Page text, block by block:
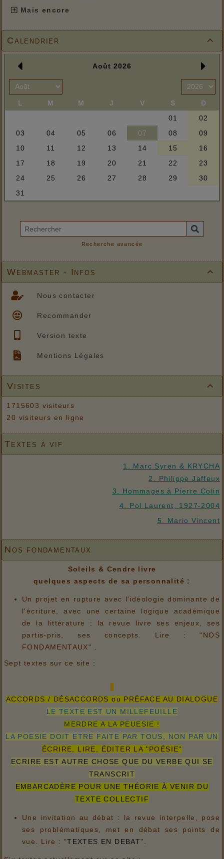
Mais encore

Calendrier
Recherche avancée

Webmaster - Infos
Nous contacter
Recommander
Version texte
Mentions Légales

Visites
1715603 visiteurs
20 visiteurs en ligne
Textes à vif
1. Marc Syren & KRYCHA
2. Philippe Jaffeux
3. Hommages à Pierre Colin
4. Pol Laurent, 1927-2004
5. Mario Vincent
Nos fondamentaux
Soleils & Cendre livre
quelques aspects de sa personnalité :
Un projet en rupture avec l'idéologie dominante de
l'écriture, avec une certaine logique académique
de la littérature : la revue livre ses enjeux, ses
partis-pris, ses concepts. Lire : "NOS
FONDAMENTAUX" .
Sept textes sur ce site :
ACCORDS / DÉSACCORDS ou PRÉFACE AU DIALOGUE
LE TEXTE EST UN MILLEFEUILLE
MERDRE A LA PEUESIE !
LA POESIE DOIT ETRE FAITE PAR TOUS, NON PAR UN
ÉCRIRE, LIRE, ÉDITER LA "POÉSIE"
ECRIRE EST AUTRE CHOSE QUE DU VERBE QUI SE
TRANSCRIT
EMBARCADÈRE POUR UNE THÉORIE À VENIR DU
TEXTE COLLECTIF
Une invitation au débat : la revue interpelle, pose
ses problématiques, met en débat ses points de
vue. Lire : "TEXTES EN DEBAT".